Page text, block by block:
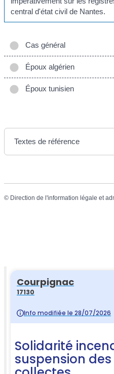
central d'état civil de Nantes.
Cas général
Époux algérien
Époux tunisien
Textes de référence
© Direction de l'information légale et